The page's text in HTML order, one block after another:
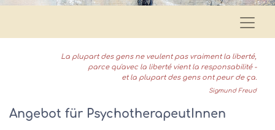
La plupart des gens ne veulent pas vraiment la liberté,
parce qu'avec la liberté vient la responsabilité -
et la plupart des gens ont peur de ça.
Sigmund Freud
Angebot für PsychotherapeutInnen